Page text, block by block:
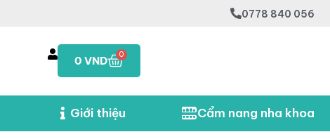
0778 840 056
0 VND 0
Giới thiệu Cẩm nang nha khoa